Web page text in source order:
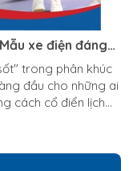
xe điện đáng
trong phân khúc
đầu cho những ai
cách cổ điển lịch
vân không biết có
Xe Điện Smile